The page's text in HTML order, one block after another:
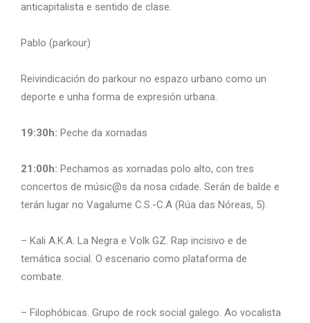
anticapitalista e sentido de clase.
Pablo (parkour)
Reivindicación do parkour no espazo urbano como un
deporte e unha forma de expresión urbana.
19:30h: Peche da xornadas
21:00h: Pechamos as xornadas polo alto, con tres
concertos de músic@s da nosa cidade. Serán de balde e
terán lugar no Vagalume C.S.-C.A (Rúa das Nóreas, 5).
– Kali A.K.A. La Negra e Volk GZ. Rap incisivo e de
temática social. O escenario como plataforma de
combate.
– Filophóbicas. Grupo de rock social galego. Ao vocalista